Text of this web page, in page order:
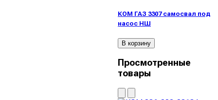
КОМ ГАЗ 3307 самосвал под
насос НШ
В корзину
Просмотренные
товары